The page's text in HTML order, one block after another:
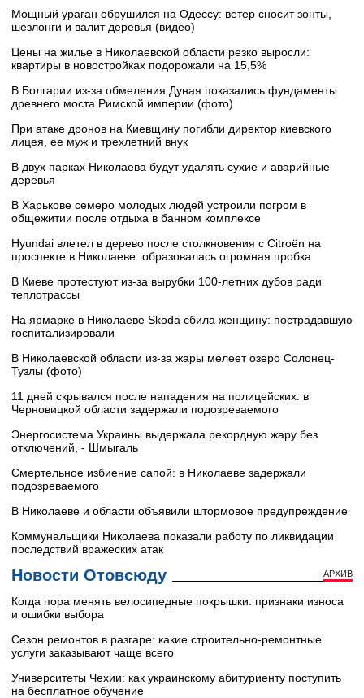
Мощный ураган обрушился на Одессу: ветер сносит зонты,
шезлонги и валит деревья (видео)
Цены на жилье в Николаевской области резко выросли:
квартиры в новостройках подорожали на 15,5%
В Болгарии из-за обмеления Дуная показались фундаменты
древнего моста Римской империи (фото)
При атаке дронов на Киевщину погибли директор киевского
лицея, ее муж и трехлетний внук
В двух парках Николаева будут удалять сухие и аварийные
деревья
В Харькове семеро молодых людей устроили погром в
общежитии после отдыха в банном комплексе
Hyundai влетел в дерево после столкновения с Citroën на
проспекте в Николаеве: образовалась огромная пробка
В Киеве протестуют из-за вырубки 100-летних дубов ради
теплотрассы
На ярмарке в Николаеве Skoda сбила женщину: пострадавшую
госпитализировали
В Николаевской области из-за жары мелеет озеро Солонец-
Тузлы (фото)
11 дней скрывался после нападения на полицейских: в
Черновицкой области задержали подозреваемого
Энергосистема Украины выдержала рекордную жару без
отключений, - Шмыгаль
Смертельное избиение сапой: в Николаеве задержали
подозреваемого
В Николаеве и области объявили штормовое предупреждение
Коммунальщики Николаева показали работу по ликвидации
последствий вражеских атак
Новости Отовсюду АРХИВ
Когда пора менять велосипедные покрышки: признаки износа
и ошибки выбора
Сезон ремонтов в разгаре: какие строительно-ремонтные
услуги заказывают чаще всего
Университеты Чехии: как украинскому абитуриенту поступить
на бесплатное обучение